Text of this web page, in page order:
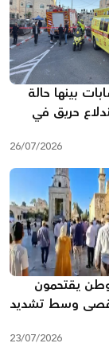
بينها حالة
حريق في
حنينا
26/07/2026
يقتحمون
وسط تشديد
23/07/2026